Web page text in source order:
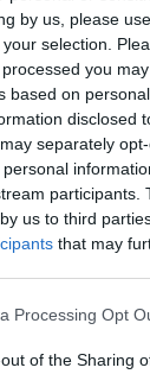
by us, please
selection.
you
based on
disclosed
separately
us to third
that may
website/app
visit or usage
Processing Opt
of the Sharing
την σύνταξη,
της Ελλάδας